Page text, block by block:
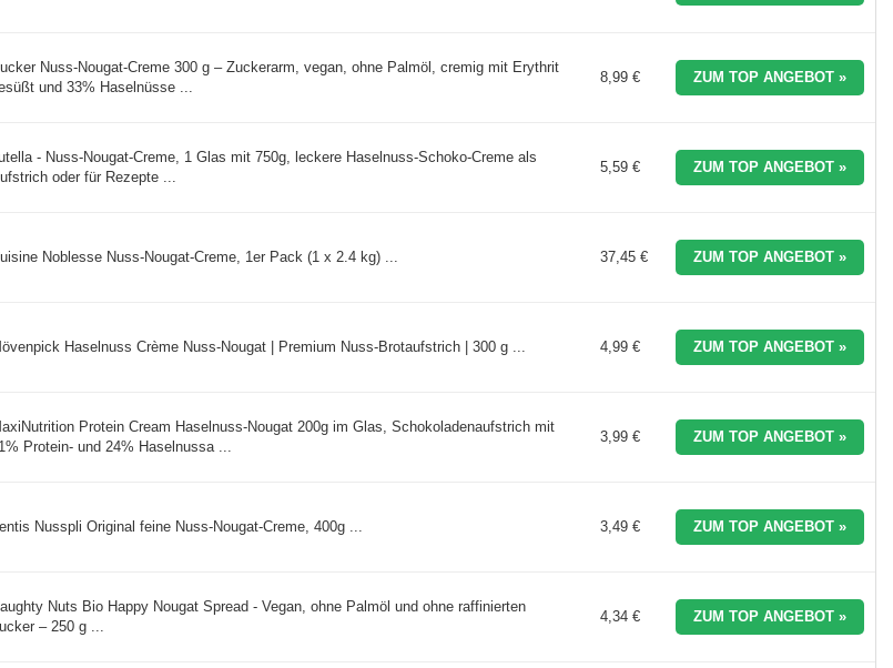
Nuss-Nougat-Creme 300 g – Zuckerarm, vegan, ohne Palmöl, cremig mit Erythrit
und 33% Haselnüsse ...
8,99 € ZUM TOP ANGEBOT »
- Nuss-Nougat-Creme, 1 Glas mit 750g, leckere Haselnuss-Schoko-Creme als
oder für Rezepte ...
5,59 € ZUM TOP ANGEBOT »
Noblesse Nuss-Nougat-Creme, 1er Pack (1 x 2.4 kg) ... 37,45 € ZUM TOP ANGEBOT »
Haselnuss Crème Nuss-Nougat | Premium Nuss-Brotaufstrich | 300 g ... 4,99 € ZUM TOP ANGEBOT »
Protein Cream Haselnuss-Nougat 200g im Glas, Schokoladenaufstrich mit
Protein- und 24% Haselnussa ...
3,99 € ZUM TOP ANGEBOT »
Nusspli Original feine Nuss-Nougat-Creme, 400g ... 3,49 € ZUM TOP ANGEBOT »
Nuts Bio Happy Nougat Spread - Vegan, ohne Palmöl und ohne raffinierten
– 250 g ...
4,34 € ZUM TOP ANGEBOT »